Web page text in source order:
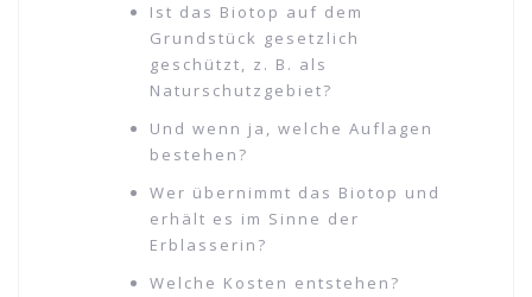
Ist das Biotop auf dem
Grundstück gesetzlich
geschützt, z. B. als
Naturschutzgebiet?
Und wenn ja, welche Auflagen
bestehen?
Wer übernimmt das Biotop und
erhält es im Sinne der
Erblasserin?
Welche Kosten entstehen?